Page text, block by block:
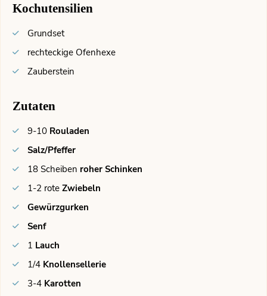
Kochutensilien
Grundset
rechteckige Ofenhexe
Zauberstein
Zutaten
9-10 Rouladen
Salz/Pfeffer
18 Scheiben roher Schinken
1-2 rote Zwiebeln
Gewürzgurken
Senf
1 Lauch
1/4 Knollensellerie
3-4 Karotten